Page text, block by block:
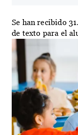
Se han recibido
de texto para el